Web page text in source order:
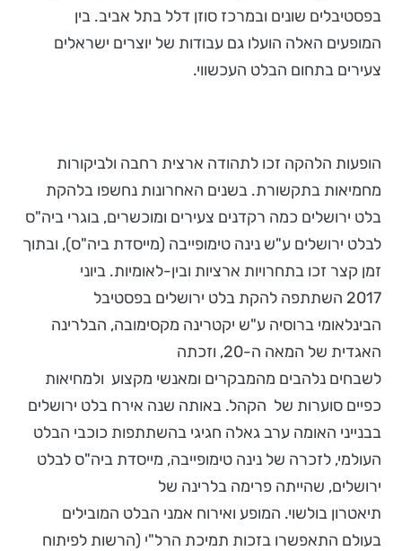
בפסטיבלים שונים ובמרכז סוזן דלל בתל אביב. בין
המופעים האלה הועלו גם עבודות של יוצרים ישראלים
צעירים בתחום הבלט העכשווי.
הופעות הלהקה זכו לתהודה ארצית רחבה ולביקורות
מחמיאות בתקשורת. בשנים האחרונות נחשפו בלהקת
בלט ירושלים כמה רקדנים צעירים ומוכשרים, בוגרי ביה"ס
לבלט ירושלים ע"ש נינה טימופייבה (מייסדת ביה"ס), ובתוך
זמן קצר זכו בתחרויות ארציות ובין-לאומיות. ביוני
2017 השתתפה להקת בלט ירושלים בפסטיבל
הבינלאומי ברוסיה ע"ש יקטרינה מקסימובה, הבלרינה
האגדית של המאה ה-20, וזכתה
לשבחים נלהבים מהמבקרים ומאנשי מקצוע ולמחיאות
כפיים סוערות של הקהל. באותה שנה אירח בלט ירושלים
בבנייני האומה ערב גאלה חגיגי בהשתתפות כוכבי הבלט
העולמי, לזכרה של נינה טימופייבה, מייסדת ביה"ס לבלט
ירושלים, שהייתה פרימה בלרינה של
תיאטרון בולשוי. המופע ואירוח אמני הבלט המובילים
בעולם התאפשרו בזכות תמיכת הרל"י (הרשות לפיתוח